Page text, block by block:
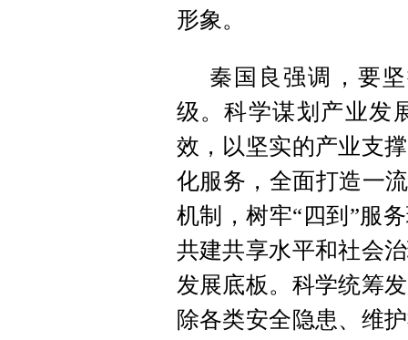
形象。
秦国良强调，要
级。科学谋划产业发
效，以坚实的产业支
化服务，全面打造一
机制，树牢“四到”服
共建共享水平和社会
发展底板。科学统筹
除各类安全隐患、维